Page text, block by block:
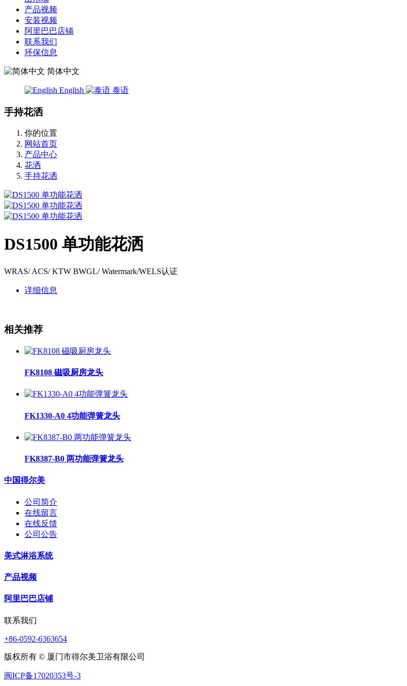
产品视频
安装视频
阿里巴巴店铺
联系我们
环保信息
简体中文
English 泰语
手持花洒
你的位置
网站首页
产品中心
花洒
手持花洒
DS1500 单功能花洒
WRAS/ ACS/ KTW BWGL/ Watermark/WELS认证
详细信息
相关推荐
FK8108 磁吸厨房龙头
FK1330-A0 4功能弹簧龙头
FK8387-B0 两功能弹簧龙头
中国得尔美
公司简介
在线留言
在线反馈
公司公告
美式淋浴系统
产品视频
阿里巴巴店铺
联系我们
+86-0592-6363654
版权所有 © 厦门市得尔美卫浴有限公司
闽ICP备17020353号-3